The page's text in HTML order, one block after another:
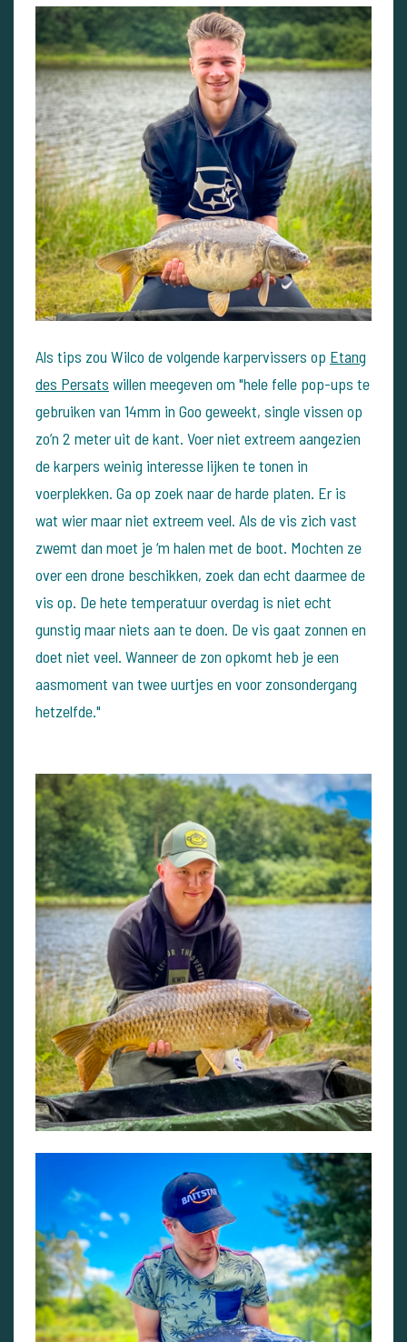
Als tips zou Wilco de volgende karpervissers op Etang
des Persats willen meegeven om "hele felle pop-ups te
gebruiken van 14mm in Goo geweekt, single vissen op
zo’n 2 meter uit de kant. Voer niet extreem aangezien
de karpers weinig interesse lijken te tonen in
voerplekken. Ga op zoek naar de harde platen. Er is
wat wier maar niet extreem veel. Als de vis zich vast
zwemt dan moet je ‘m halen met de boot. Mochten ze
over een drone beschikken, zoek dan echt daarmee de
vis op. De hete temperatuur overdag is niet echt
gunstig maar niets aan te doen. De vis gaat zonnen en
doet niet veel. Wanneer de zon opkomt heb je een
aasmoment van twee uurtjes en voor zonsondergang
hetzelfde."